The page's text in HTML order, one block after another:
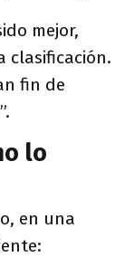
mejor,
clasificación.
fin de
lo
en una